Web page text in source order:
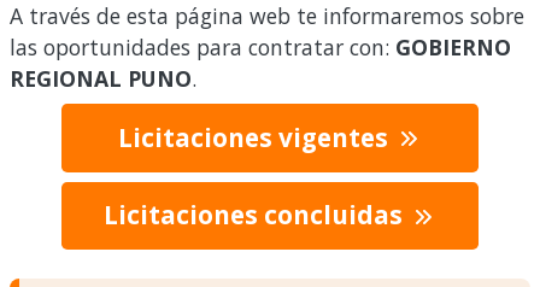
A través de esta página web te informaremos sobre
las oportunidades para contratar con: GOBIERNO
REGIONAL PUNO.
Licitaciones vigentes
Licitaciones concluidas